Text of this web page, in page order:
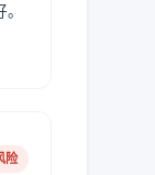
险